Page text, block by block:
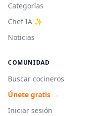
Categorías
Chef IA ✨
Noticias
COMUNIDAD
Buscar cocineros
Únete gratis →
Iniciar sesión